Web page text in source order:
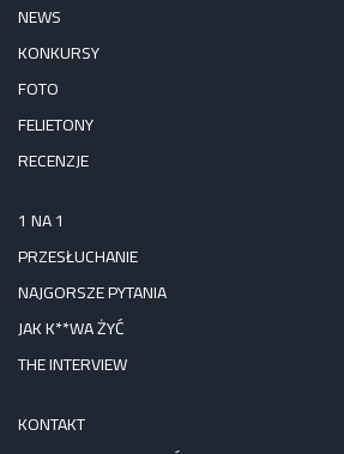
NEWS
KONKURSY
FOTO
FELIETONY
RECENZJE
1 NA 1
PRZESŁUCHANIE
NAJGORSZE PYTANIA
JAK K**WA ŻYĆ
THE INTERVIEW
KONTAKT